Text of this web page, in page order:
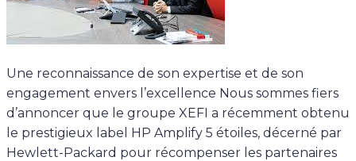
Une reconnaissance de son expertise et de son
engagement envers l’excellence Nous sommes fiers
d’annoncer que le groupe XEFI a récemment obtenu
le prestigieux label HP Amplify 5 étoiles, décerné par
Hewlett-Packard pour récompenser les partenaires